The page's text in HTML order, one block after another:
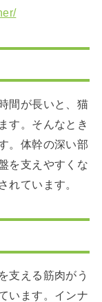
間が長いと、猫
す。そんなとき
。体幹の深い部
を支えやすくな
れています。
支える筋肉がう
います。インナ